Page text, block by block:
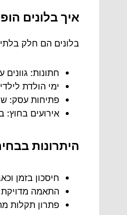
איך בלונים
בלונים הם חלק
חתונות:
ימי הולדת
פתיחות עסק:
אירועים בחוץ:
היתרונות
חיסכון בזמן
התאמה מדויקת
פתרון תקלות